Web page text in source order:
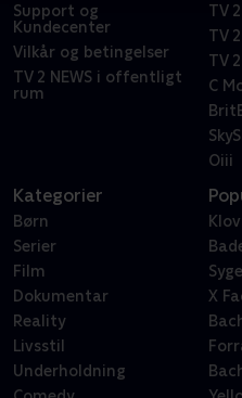
Support og
Kundecenter
Vilkår og betingelser
TV 2 NEWS i offentligt
rum
TV
TV
TV
C
Oiii
Kategorier
Børn
Serier
Film
Dokumentar
Reality
Livsstil
Underholdning
X